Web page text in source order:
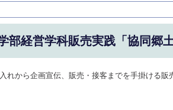
経営学科販売実践「協同郷土
れから企画宣伝、販売・接客までを手掛ける販